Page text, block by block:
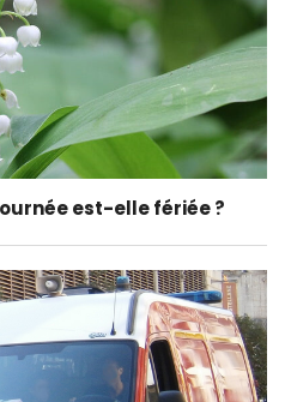
est-elle fériée ?